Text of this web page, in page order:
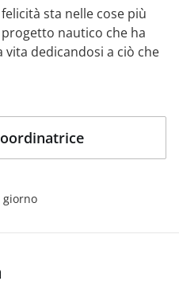
sta nelle cose più
nautico che ha
dedicandosi a ciò che
e la Vela
acquatici come il Paddle
giorno